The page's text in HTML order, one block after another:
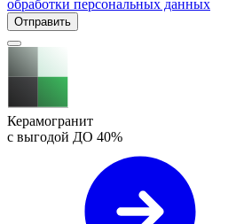
обработки персональных данных
Отправить
Керамогранит
с выгодой ДО 40%